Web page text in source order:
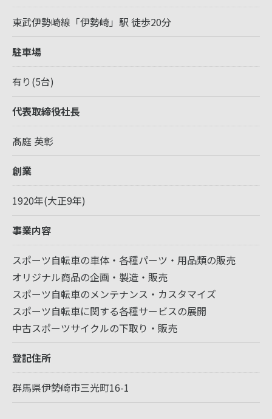
東武伊勢崎線「伊勢崎」駅 徒歩20分
駐車場
有り(5台)
代表取締役社長
髙庭 英彰
創業
1920年(大正9年)
事業内容
スポーツ自転車の車体・各種パーツ・用品類の販売
オリジナル商品の企画・製造・販売
スポーツ自転車のメンテナンス・カスタマイズ
スポーツ自転車に関する各種サービスの展開
中古スポーツサイクルの下取り・販売
登記住所
群馬県伊勢崎市三光町16-1